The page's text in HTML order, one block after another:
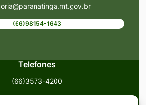
(66)98154-1643
Telefones
(66)3573-4200